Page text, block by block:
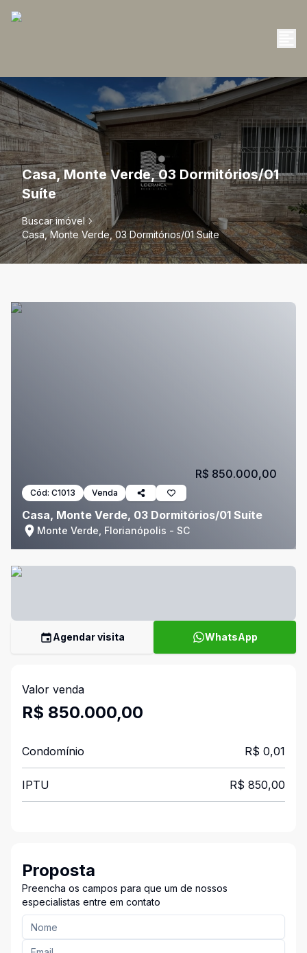
Casa, Monte Verde, 03 Dormitórios/01
Suíte
Buscar imóvel
Casa, Monte Verde, 03 Dormitórios/01 Suíte
Cód: C1013 Venda
Casa, Monte Verde, 03 Dormitórios/01 Suíte
Monte Verde, Florianópolis - SC
R$ 850.000,00
Agendar visita WhatsApp
Valor venda
R$ 850.000,00
Condomínio R$ 0,01
IPTU R$ 850,00
Proposta
Preencha os campos para que um de nossos
especialistas entre em contato